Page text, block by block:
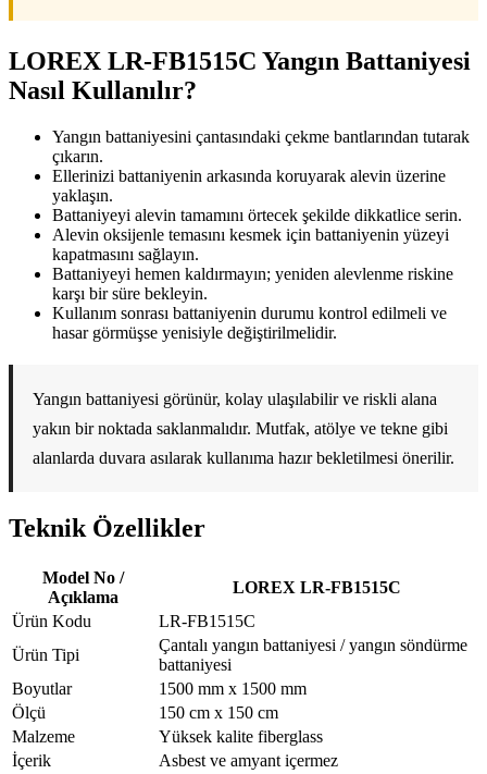
LOREX LR-FB1515C Yangın Battaniyesi
Nasıl Kullanılır?
Yangın battaniyesini çantasındaki çekme bantlarından tutarak
çıkarın.
Ellerinizi battaniyenin arkasında koruyarak alevin üzerine
yaklaşın.
Battaniyeyi alevin tamamını örtecek şekilde dikkatlice serin.
Alevin oksijenle temasını kesmek için battaniyenin yüzeyi
kapatmasını sağlayın.
Battaniyeyi hemen kaldırmayın; yeniden alevlenme riskine
karşı bir süre bekleyin.
Kullanım sonrası battaniyenin durumu kontrol edilmeli ve
hasar görmüşse yenisiyle değiştirilmelidir.
Yangın battaniyesi görünür, kolay ulaşılabilir ve riskli alana
yakın bir noktada saklanmalıdır. Mutfak, atölye ve tekne gibi
alanlarda duvara asılarak kullanıma hazır bekletilmesi önerilir.
Teknik Özellikler
Model No /
Açıklama
LOREX LR-FB1515C
Ürün Kodu
LR-FB1515C
Ürün Tipi
Çantalı yangın battaniyesi / yangın söndürme
battaniyesi
Boyutlar
1500 mm x 1500 mm
Ölçü
150 cm x 150 cm
Malzeme
Yüksek kalite fiberglass
İçerik
Asbest ve amyant içermez